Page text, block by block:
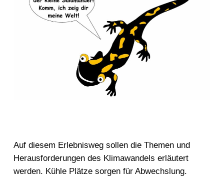
Auf diesem Erlebnisweg sollen die Themen und
Herausforderungen des Klimawandels erläutert
werden. Kühle Plätze sorgen für Abwechslung.